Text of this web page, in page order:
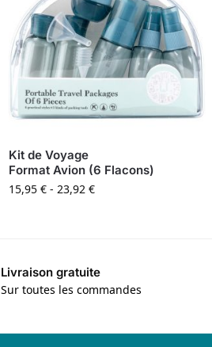
Kit de Voyage
Format Avion (6 Flacons)
15,95 €- 23,92 €
Livraison gratuite
Sur toutes les commandes